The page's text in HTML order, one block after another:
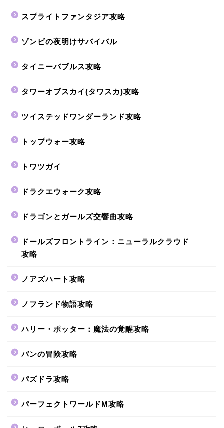
スプライトファンタジア攻略
ゾンビの夜明けサバイバル
タイニーバブルス攻略
タワーオブスカイ(タワスカ)攻略
ツイステッドワンダーランド攻略
トップウォー攻略
トワツガイ
ドラクエウォーク攻略
ドラゴンとガールズ交響曲攻略
ドールズフロントライン：ニューラルクラウド
攻略
ノアズハート攻略
ノフランド物語攻略
ハリー・ポッター：魔法の覚醒攻略
バンの冒険攻略
パズドラ攻略
パーフェクトワールドM攻略